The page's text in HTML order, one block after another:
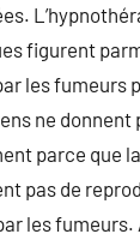
figurent
les fumeurs
ne donnent
parce que
pas de
les